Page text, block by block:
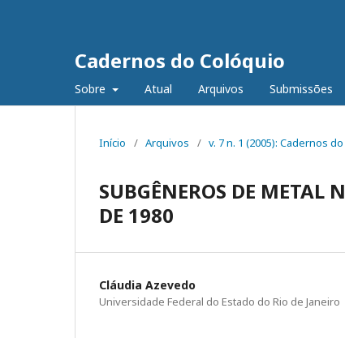
Cadernos do Colóquio
Sobre Atual Arquivos Submissões
Início / Arquivos / v. 7 n. 1 (2005): Cadernos
SUBGÊNEROS DE METAL
DE 1980
Cláudia Azevedo
Universidade Federal do Estado do Rio de Janeiro